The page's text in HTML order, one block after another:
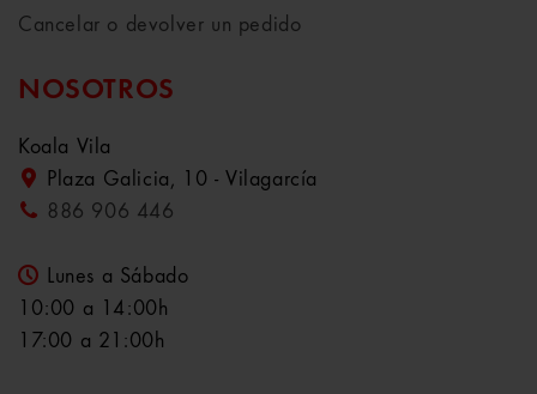
Cancelar o devolver un pedido
NOSOTROS
Koala Vila
Plaza Galicia, 10 - Vilagarcía
886 906 446
Lunes a Sábado
10:00 a 14:00h
17:00 a 21:00h